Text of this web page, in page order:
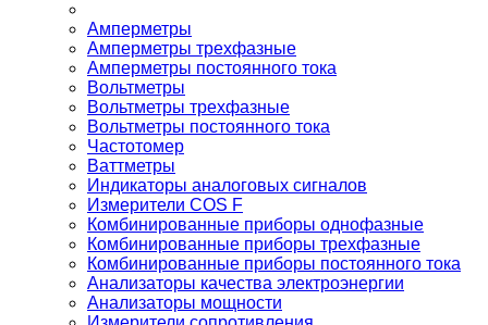
Амперметры
Амперметры трехфазные
Амперметры постоянного тока
Вольтметры
Вольтметры трехфазные
Вольтметры постоянного тока
Частотомер
Ваттметры
Индикаторы аналоговых сигналов
Измерители COS F
Комбинированные приборы однофазные
Комбинированные приборы трехфазные
Комбинированные приборы постоянного тока
Анализаторы качества электроэнергии
Анализаторы мощности